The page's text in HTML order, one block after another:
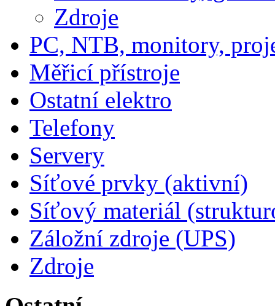
Zdroje
PC, NTB, monitory,
Měřicí přístroje
Ostatní elektro
Telefony
Servery
Síťové prvky (aktivní)
Síťový materiál
Záložní zdroje (UPS)
Zdroje